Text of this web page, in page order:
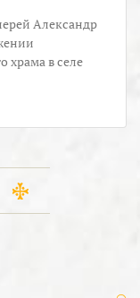
Александр
храма в селе